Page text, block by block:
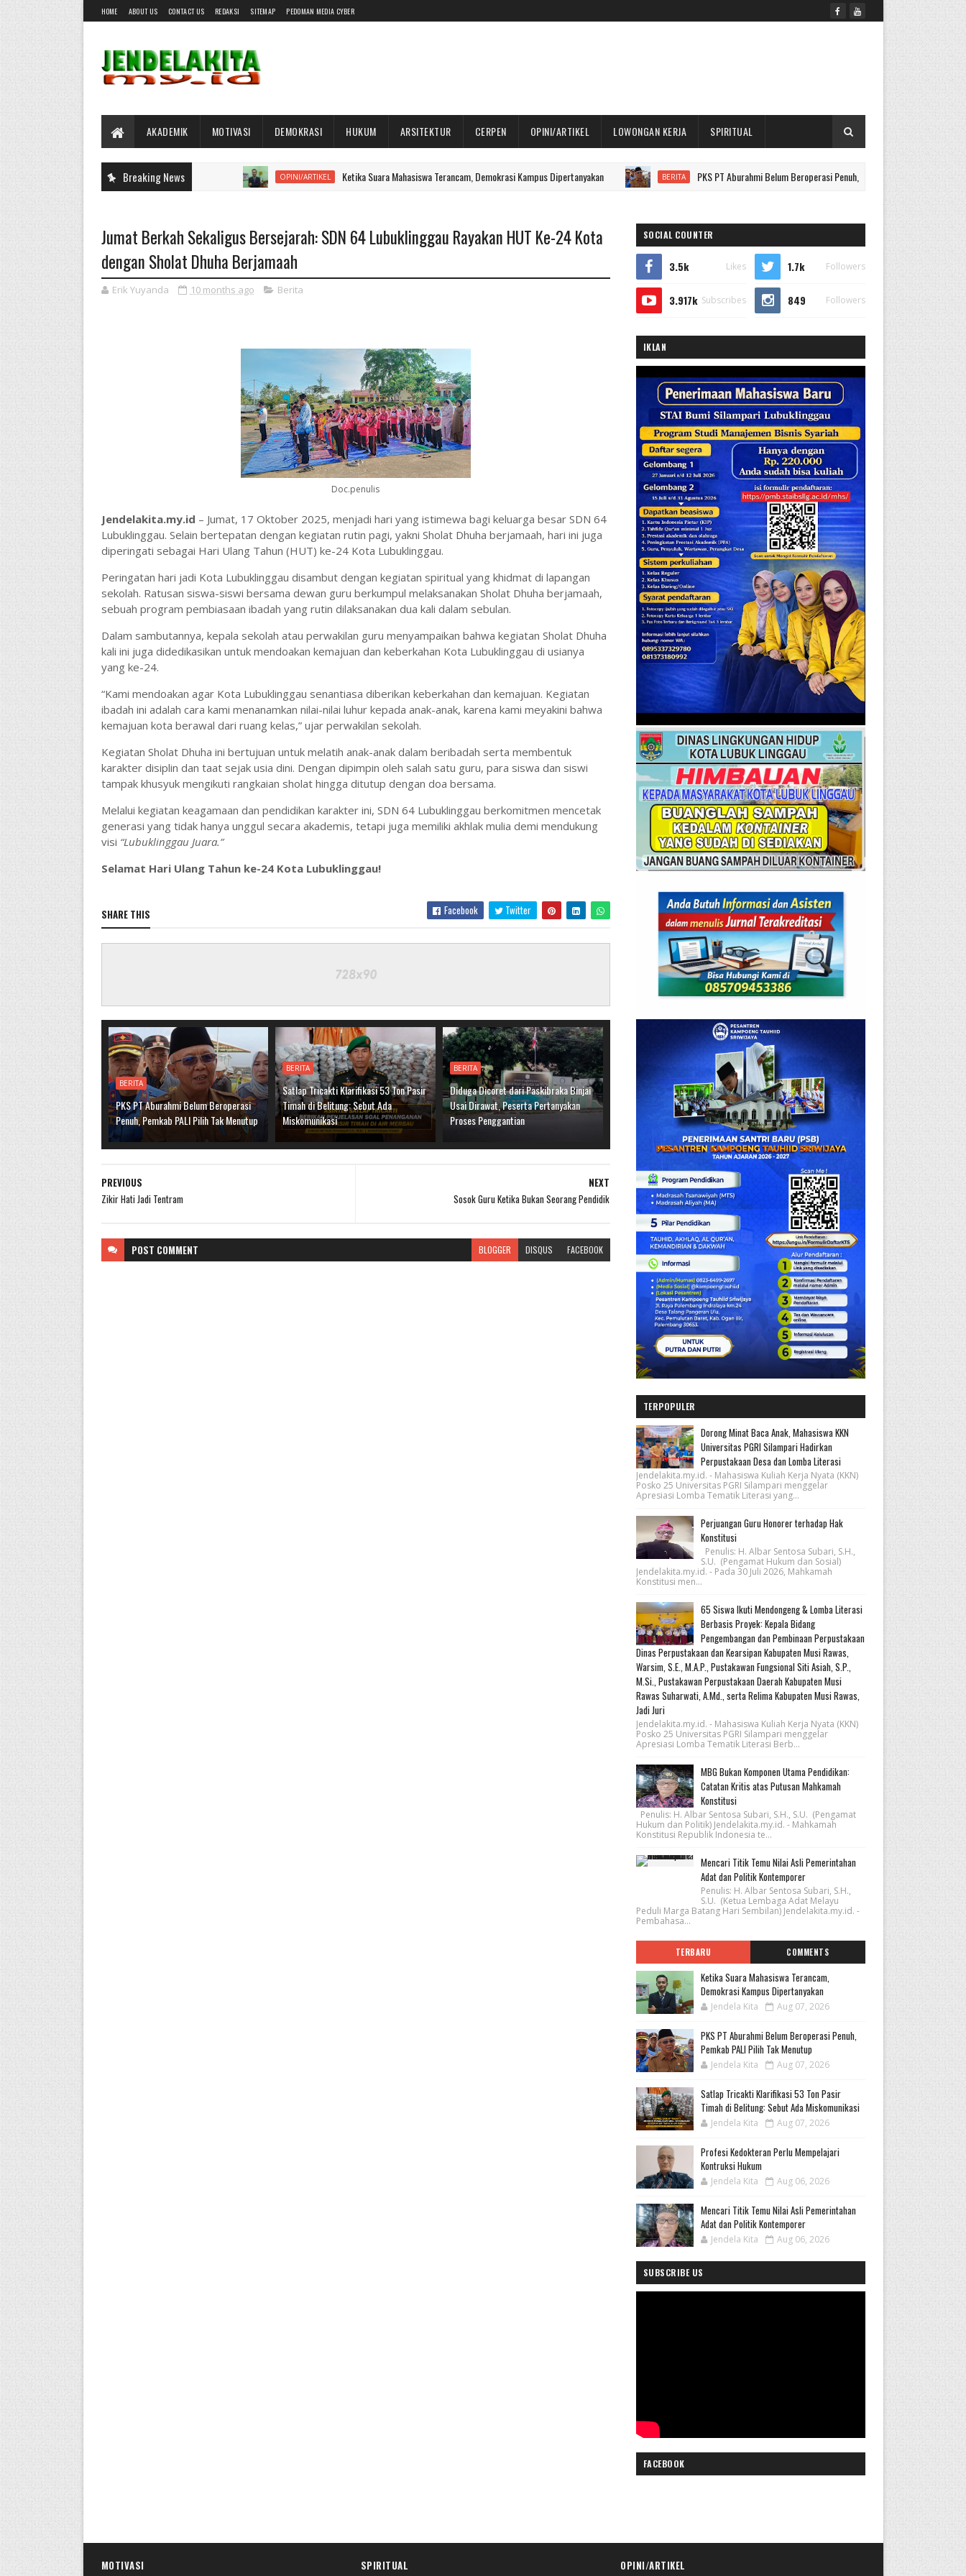
HOME ABOUT US CONTACT US REDAKSI SITEMAP PEDOMAN MEDIA CYBER
AKADEMIK MOTIVASI DEMOKRASI HUKUM ARSITEKTUR CERPEN OPINI/ARTIKEL LOWONGAN KERJA SPIRITUAL
Breaking News OPINI/ARTIKEL Ketika Suara Mahasiswa Terancam, Demokrasi Kampus Dipertanyakan BERITA PKS PT Aburahmi Belum Beroperasi Penuh, Pemkab PALI Pilih Tak Menutup
Jumat Berkah Sekaligus Bersejarah: SDN 64 Lubuklinggau Rayakan HUT Ke-24 Kota
dengan Sholat Dhuha Berjamaah
Erik Yuyanda 10 months ago Berita
Doc.penulis
Jendelakita.my.id – Jumat, 17 Oktober 2025, menjadi hari yang istimewa bagi keluarga besar SDN 64
Lubuklinggau. Selain bertepatan dengan kegiatan rutin pagi, yakni Sholat Dhuha berjamaah, hari ini juga
diperingati sebagai Hari Ulang Tahun (HUT) ke-24 Kota Lubuklinggau.
Peringatan hari jadi Kota Lubuklinggau disambut dengan kegiatan spiritual yang khidmat di lapangan
sekolah. Ratusan siswa-siswi bersama dewan guru berkumpul melaksanakan Sholat Dhuha berjamaah,
sebuah program pembiasaan ibadah yang rutin dilaksanakan dua kali dalam sebulan.
Dalam sambutannya, kepala sekolah atau perwakilan guru menyampaikan bahwa kegiatan Sholat Dhuha
kali ini juga didedikasikan untuk mendoakan kemajuan dan keberkahan Kota Lubuklinggau di usianya
yang ke-24.
“Kami mendoakan agar Kota Lubuklinggau senantiasa diberikan keberkahan dan kemajuan. Kegiatan
ibadah ini adalah cara kami menanamkan nilai-nilai luhur kepada anak-anak, karena kami meyakini bahwa
kemajuan kota berawal dari ruang kelas,” ujar perwakilan sekolah.
Kegiatan Sholat Dhuha ini bertujuan untuk melatih anak-anak dalam beribadah serta membentuk
karakter disiplin dan taat sejak usia dini. Dengan dipimpin oleh salah satu guru, para siswa dan siswi
tampak khusyuk mengikuti rangkaian sholat hingga ditutup dengan doa bersama.
Melalui kegiatan keagamaan dan pendidikan karakter ini, SDN 64 Lubuklinggau berkomitmen mencetak
generasi yang tidak hanya unggul secara akademis, tetapi juga memiliki akhlak mulia demi mendukung
visi “Lubuklinggau Juara.”
Selamat Hari Ulang Tahun ke-24 Kota Lubuklinggau!
SHARE THIS Facebook Twitter
BERITA
PKS PT Aburahmi Belum Beroperasi
Penuh, Pemkab PALI Pilih Tak Menutup
BERITA
Satlap Tricakti Klarifikasi 53 Ton Pasir
Timah di Belitung: Sebut Ada
Miskomunikasi
BERITA
Diduga Dicoret dari Paskibraka Binjai
Usai Dirawat, Peserta Pertanyakan
Proses Penggantian
NEXT
Sosok Guru Ketika Bukan Seorang Pendidik
PREVIOUS
Zikir Hati Jadi Tentram
POST COMMENT BLOGGER DISQUS FACEBOOK
SOCIAL COUNTER
3.5k Likes 1.7k Followers
3.917k Subscribes 849 Followers
IKLAN
TERPOPULER
Dorong Minat Baca Anak, Mahasiswa KKN
Universitas PGRI Silampari Hadirkan
Perpustakaan Desa dan Lomba Literasi
Jendelakita.my.id. - Mahasiswa Kuliah Kerja Nyata (KKN)
Posko 25 Universitas PGRI Silampari menggelar
Apresiasi Lomba Tematik Literasi yang...
Perjuangan Guru Honorer terhadap Hak
Konstitusi
Penulis: H. Albar Sentosa Subari, S.H.,
S.U. (Pengamat Hukum dan Sosial)
Jendelakita.my.id. - Pada 30 Juli 2026, Mahkamah
Konstitusi men...
65 Siswa Ikuti Mendongeng & Lomba Literasi
Berbasis Proyek: Kepala Bidang
Pengembangan dan Pembinaan Perpustakaan
Dinas Perpustakaan dan Kearsipan Kabupaten Musi Rawas,
Warsim, S.E., M.A.P., Pustakawan Fungsional Siti Asiah, S.P.,
M.Si., Pustakawan Perpustakaan Daerah Kabupaten Musi
Rawas Suharwati, A.Md., serta Relima Kabupaten Musi Rawas,
Jadi Juri
Jendelakita.my.id. - Mahasiswa Kuliah Kerja Nyata (KKN)
Posko 25 Universitas PGRI Silampari menggelar
Apresiasi Lomba Tematik Literasi Berb...
MBG Bukan Komponen Utama Pendidikan:
Catatan Kritis atas Putusan Mahkamah
Konstitusi
Penulis: H. Albar Sentosa Subari, S.H., S.U. (Pengamat
Hukum dan Politik) Jendelakita.my.id. - Mahkamah
Konstitusi Republik Indonesia te...
Mencari Titik Temu Nilai Asli Pemerintahan
Adat dan Politik Kontemporer
Penulis: H. Albar Sentosa Subari, S.H.,
S.U. (Ketua Lembaga Adat Melayu
Peduli Marga Batang Hari Sembilan) Jendelakita.my.id. -
Pembahasa...
TERBARU COMMENTS
Ketika Suara Mahasiswa Terancam,
Demokrasi Kampus Dipertanyakan
Jendela Kita Aug 07, 2026
PKS PT Aburahmi Belum Beroperasi Penuh,
Pemkab PALI Pilih Tak Menutup
Jendela Kita Aug 07, 2026
Satlap Tricakti Klarifikasi 53 Ton Pasir
Timah di Belitung: Sebut Ada Miskomunikasi
Jendela Kita Aug 07, 2026
Profesi Kedokteran Perlu Mempelajari
Kontruksi Hukum
Jendela Kita Aug 06, 2026
Mencari Titik Temu Nilai Asli Pemerintahan
Adat dan Politik Kontemporer
Jendela Kita Aug 06, 2026
SUBSCRIBE US
FACEBOOK
MOTIVASI SPIRITUAL OPINI/ARTIKEL